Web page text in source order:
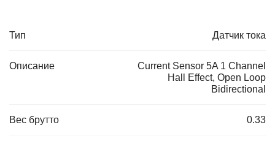
Тип Датчик тока
Описание
Current Sensor 5A 1 Channel
Hall Effect, Open Loop
Bidirectional
Вес брутто 0.33